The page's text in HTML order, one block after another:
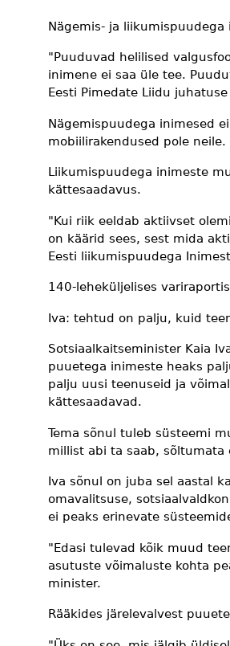
Nägemis- ja
"Puuduvad helilised
inimene ei saa üle tee.
Eesti Pimedate Liidu juhatuse
Nägemispuudega inimesed
mobiilirakendused pole neile.
Liikumispuudega inimeste
kättesaadavus.
"Kui riik eeldab aktiivset
on käärid sees, sest mida
Eesti liikumispuudega
140-leheküljelises
Iva: tehtud on palju, kuid
Sotsiaalkaitseminister Kaia
puuetega inimeste heaks
palju uusi teenuseid ja
kättesaadavad.
Tema sõnul tuleb süsteemi
millist abi ta saab, sõltumata
Iva sõnul on juba sel aastal
omavalitsuse,
ei peaks erinevate
"Edasi tulevad kõik muud
asutuste võimaluste kohta
minister.
Rääkides järelevalvest